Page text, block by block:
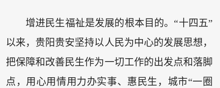
增进民生福祉是发展的根本目的。“十四五”
以来，贵阳贵安坚持以人民为中心的发展思想，
把保障和改善民生作为一切工作的出发点和落脚
点，用心用情用力办实事、惠民生，城市“一圈